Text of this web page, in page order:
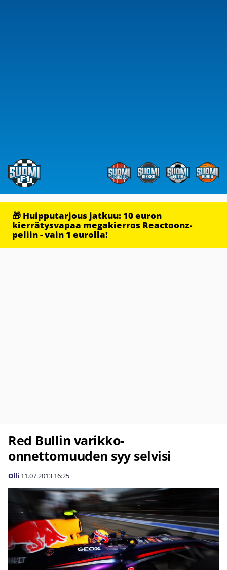
🎁 Huipputarjous jatkuu: 10 euron
kierrätysvapaa megakierros Reactoonz-
peliin - vain 1 eurolla!
Red Bullin varikko-
onnettomuuden syy selvisi
Olli 11.07.2013 16:25